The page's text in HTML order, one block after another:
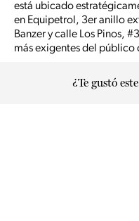
está ubicado
en Equipetrol, 3er anillo
Banzer y calle Los Pinos,
más exigentes del público
¿Te gustó